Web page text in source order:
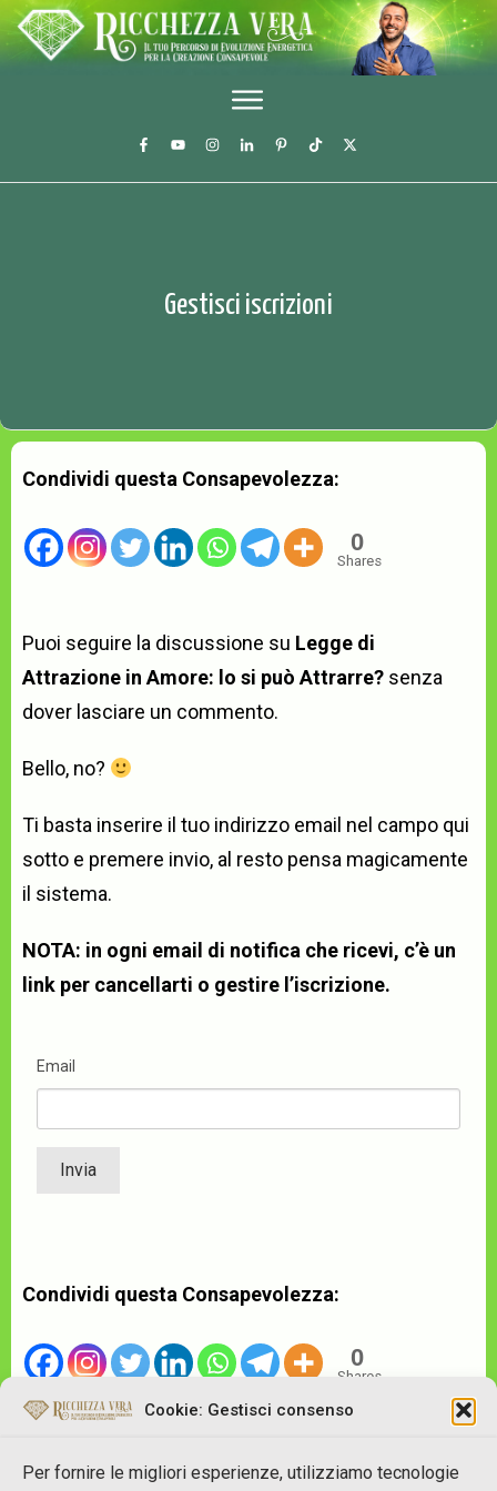
Cookie: Gestisci consenso
Per fornire le migliori esperienze, utilizziamo tecnologie
Gestisci iscrizioni
Condividi questa Consapevolezza:
0
Shares
Puoi seguire la discussione su Legge di
Attrazione in Amore: lo si può Attrarre? senza
dover lasciare un commento.
Bello, no?
Ti basta inserire il tuo indirizzo email nel campo qui
sotto e premere invio, al resto pensa magicamente
il sistema.
NOTA: in ogni email di notifica che ricevi, c’è un
link per cancellarti o gestire l’iscrizione.
Email
Condividi questa Consapevolezza:
0
Shares